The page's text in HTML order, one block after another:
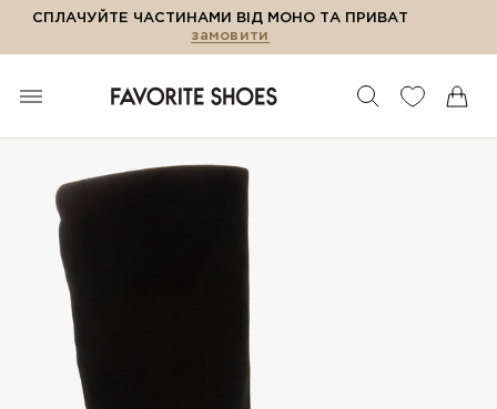
СПЛАЧУЙТЕ ЧАСТИНАМИ ВІД МОНО ТА ПРИВАТ
замовити